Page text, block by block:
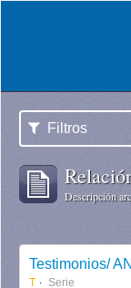
Filtros
Descripción
Testimonios/
T Serie